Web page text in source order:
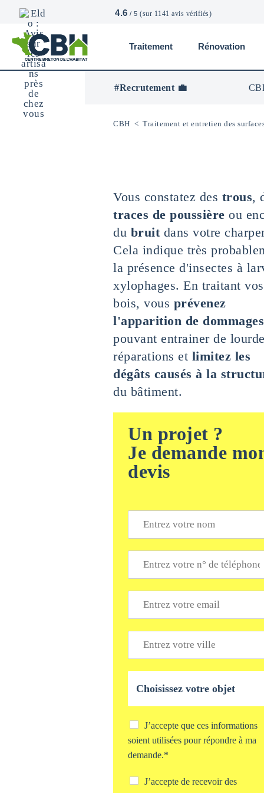
4.6 / 5 (sur 1141 avis vérifiés)
CBH
Centre
Breton
L’Habitat
Traitement Rénovation
#Recrutement 💼
CBH < Traitement et entretien des
Vous constatez des trous,
traces de poussière ou
du bruitdans votre
Cela indique très
la présence d'insectes à
xylophages. En traitant vos
bois, vous prévenez
l'apparition de dommages
pouvant entrainer de
réparations et limitez les
dégâts causés à la
du bâtiment.
Un projet ?
Je demande
devis
m
*
l
é
*
a
i
l
l
t
e
v
C
e
c
b
J’accepte que ces informations
soient utilisées pour répondre à ma
demande.*
C
J’accepte de recevoir des